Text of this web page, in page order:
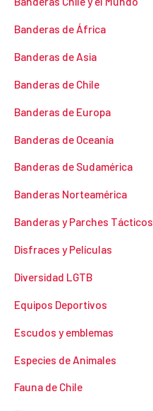
Banderas de África
Banderas de Asia
Banderas de Chile
Banderas de Europa
Banderas de Oceanía
Banderas de Sudamérica
Banderas Norteamérica
Banderas y Parches Tácticos
Disfraces y Películas
Diversidad LGTB
Equipos Deportivos
Escudos y emblemas
Especies de Animales
Fauna de Chile